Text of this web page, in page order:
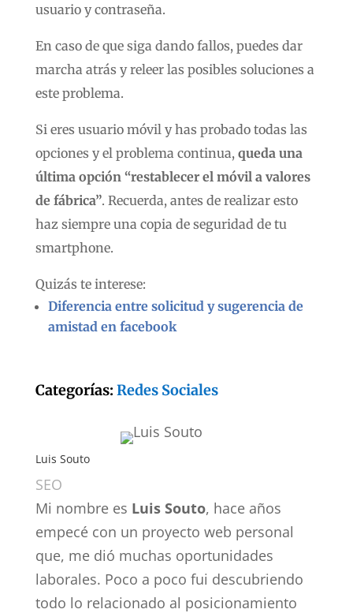
usuario y contraseña.
En caso de que siga dando fallos, puedes dar
marcha atrás y releer las posibles soluciones a
este problema.
Si eres usuario móvil y has probado todas las
opciones y el problema continua, queda una
última opción “restablecer el móvil a valores
de fábrica”. Recuerda, antes de realizar esto
haz siempre una copia de seguridad de tu
smartphone.
Quizás te interese:
Diferencia entre solicitud y sugerencia de
amistad en facebook
Categorías: Redes Sociales
Luis Souto
SEO
Mi nombre es Luis Souto, hace años
empecé con un proyecto web personal
que, me dió muchas oportunidades
laborales. Poco a poco fui descubriendo
todo lo relacionado al posicionamiento